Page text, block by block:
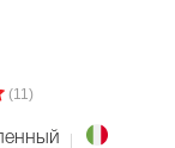
(11)